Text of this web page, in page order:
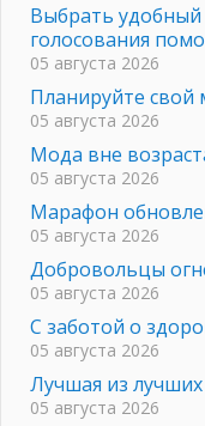
Выбрать удобный
голосования
05 августа 2026
Планируйте свой
05 августа 2026
Мода вне
05 августа 2026
Марафон
05 августа 2026
Добровольцы
05 августа 2026
С заботой о
05 августа 2026
Лучшая из лучших
05 августа 2026